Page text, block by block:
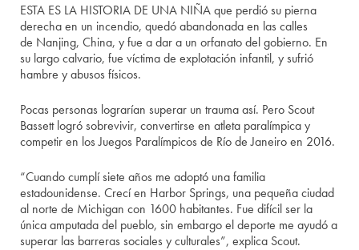
ESTA ES LA HISTORIA DE UNA NIÑA que perdió su pierna
derecha en un incendio, quedó abandonada en las calles
de Nanjing, China, y fue a dar a un orfanato del gobierno. En
su largo calvario, fue víctima de explotación infantil, y sufrió
hambre y abusos físicos.
Pocas personas lograrían superar un trauma así. Pero Scout
Bassett logró sobrevivir, convertirse en atleta paralímpica y
competir en los Juegos Paralímpicos de Río de Janeiro en 2016.
“Cuando cumplí siete años me adoptó una familia
estadounidense. Crecí en Harbor Springs, una pequeña ciudad
al norte de Michigan con 1600 habitantes. Fue difícil ser la
única amputada del pueblo, sin embargo el deporte me ayudó a
superar las barreras sociales y culturales”, explica Scout.